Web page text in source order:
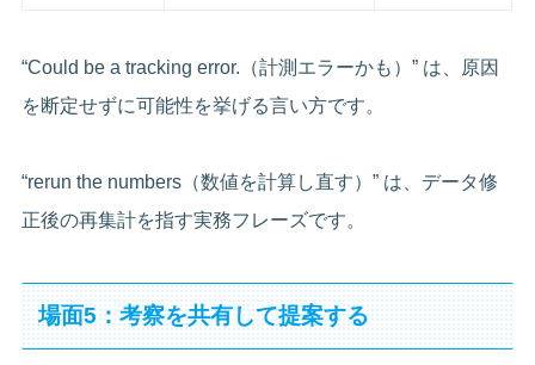
“Could be a tracking error.（計測エラーかも）” は、原因
を断定せずに可能性を挙げる言い方です。
“rerun the numbers（数値を計算し直す）” は、データ修
正後の再集計を指す実務フレーズです。
場面5：考察を共有して提案する